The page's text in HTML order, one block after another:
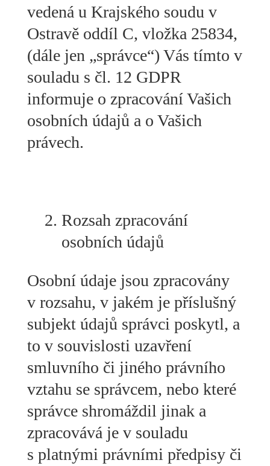
vedená u Krajského soudu v
Ostravě oddíl C, vložka 25834,
(dále jen „správce“) Vás tímto v
souladu s čl. 12 GDPR
informuje o zpracování Vašich
osobních údajů a o Vašich
právech.
Rozsah zpracování
osobních údajů
Osobní údaje jsou zpracovány
v rozsahu, v jakém je příslušný
subjekt údajů správci poskytl, a
to v souvislosti uzavření
smluvního či jiného právního
vztahu se správcem, nebo které
správce shromáždil jinak a
zpracovává je v souladu
s platnými právními předpisy či